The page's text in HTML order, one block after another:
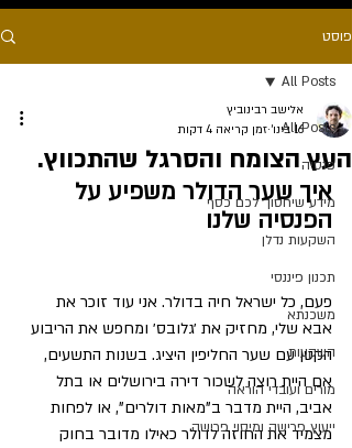
פוסט
All Posts
פנסיה
מידע שיחסוך לכם כסף
השקעות נדלן
תכנון פיננסי
משכנתא
השקעות
מורים ועובדי הוראה
ייעוץ פרישה ומיסוי פרישה
All Posts
העץ הצומח והסרגל שהתכווץ.
אלישב רבינוביץ
16 בינו׳
זמן קריאה 4 דקות
איך שער הדולר משפיע על
הפנסיה שלנו
פעם, כל ישראל חיה בדולר. אני עוד זוכר את
אבא שלי, מחזיק את ׳גלובס׳ ומחפש את הריבוע
הקטן עם שער החליפין היציג. בשנות התשעים,
אם היית רוצה לשכור דירה בירושלים או בתל
אביב, היית מדבר ב”מאות דולרים”, או לפחות
מצמיד את החוזה לדולר כאילו מדובר בחוק